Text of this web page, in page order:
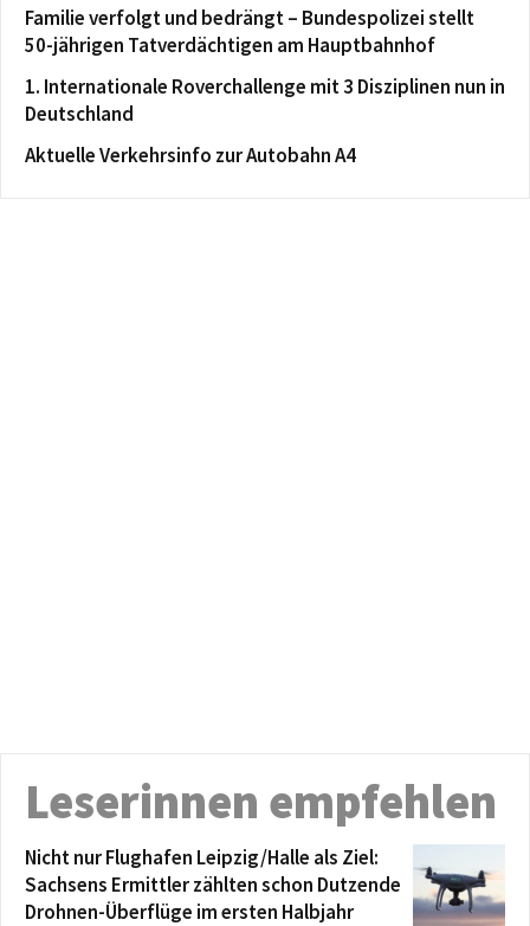
Familie verfolgt und bedrängt – Bundespolizei stellt
50-jährigen Tatverdächtigen am Hauptbahnhof
1. Internationale Roverchallenge mit 3 Disziplinen nun in
Deutschland
Aktuelle Verkehrsinfo zur Autobahn A4
Leserinnen empfehlen
Nicht nur Flughafen Leipzig/Halle als Ziel:
Sachsens Ermittler zählten schon Dutzende
Drohnen-Überflüge im ersten Halbjahr